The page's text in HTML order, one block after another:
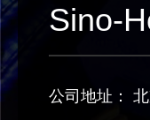
Sino-
公司地址：